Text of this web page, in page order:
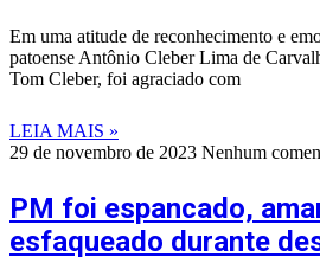
Em uma atitude de reconhecimento e
patoense Antônio Cleber Lima de
Tom Cleber, foi agraciado com
LEIA MAIS »
29 de novembro de 2023 Nenhum
PM foi espancado,
esfaqueado durante